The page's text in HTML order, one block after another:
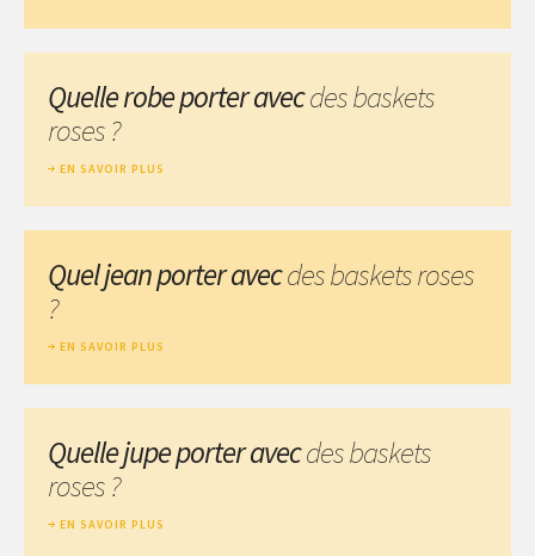
Quelle robe porter avecdes baskets
roses ?
EN SAVOIR PLUS
Quel jean porter avecdes baskets roses
?
EN SAVOIR PLUS
Quelle jupe porter avecdes baskets
roses ?
EN SAVOIR PLUS